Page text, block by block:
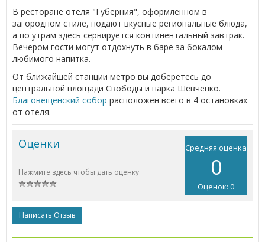
В ресторане отеля "Губерния", оформленном в
загородном стиле, подают вкусные региональные блюда,
а по утрам здесь сервируется континентальный завтрак.
Вечером гости могут отдохнуть в баре за бокалом
любимого напитка.
От ближайшей станции метро вы доберетесь до
центральной площади Свободы и парка Шевченко.
Благовещенский собор расположен всего в 4 остановках
от отеля.
Средняя оценка
0
Оценок: 0
Оценки
Нажмите здесь чтобы дать оценку
Написать Отзыв